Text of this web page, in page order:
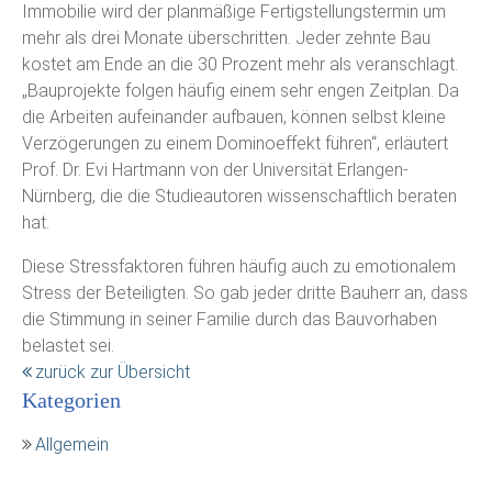
Immobilie wird der planmäßige Fertigstellungstermin um
mehr als drei Monate überschritten. Jeder zehnte Bau
kostet am Ende an die 30 Prozent mehr als veranschlagt.
„Bauprojekte folgen häufig einem sehr engen Zeitplan. Da
die Arbeiten aufeinander aufbauen, können selbst kleine
Verzögerungen zu einem Dominoeffekt führen“, erläutert
Prof. Dr. Evi Hartmann von der Universität Erlangen-
Nürnberg, die die Studieautoren wissenschaftlich beraten
hat.
Diese Stressfaktoren führen häufig auch zu emotionalem
Stress der Beteiligten. So gab jeder dritte Bauherr an, dass
die Stimmung in seiner Familie durch das Bauvorhaben
belastet sei.
zurück zur Übersicht
Kategorien
Allgemein